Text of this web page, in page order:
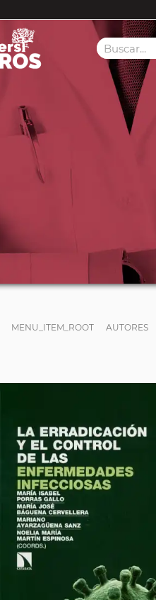
MENU_ITEM_ROOT AUTORES